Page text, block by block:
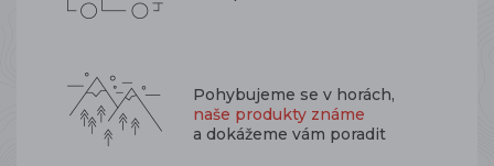
Pohybujeme se v horách,
naše produkty známe
a dokážeme vám poradit